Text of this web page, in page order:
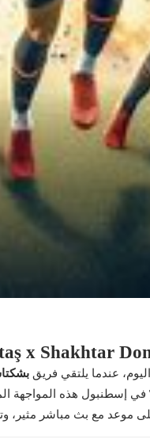
اليوم، عندما يلتقي فريق
في إسطنبول هذه المواجهة
على موعد مع بث مباشر مثير،